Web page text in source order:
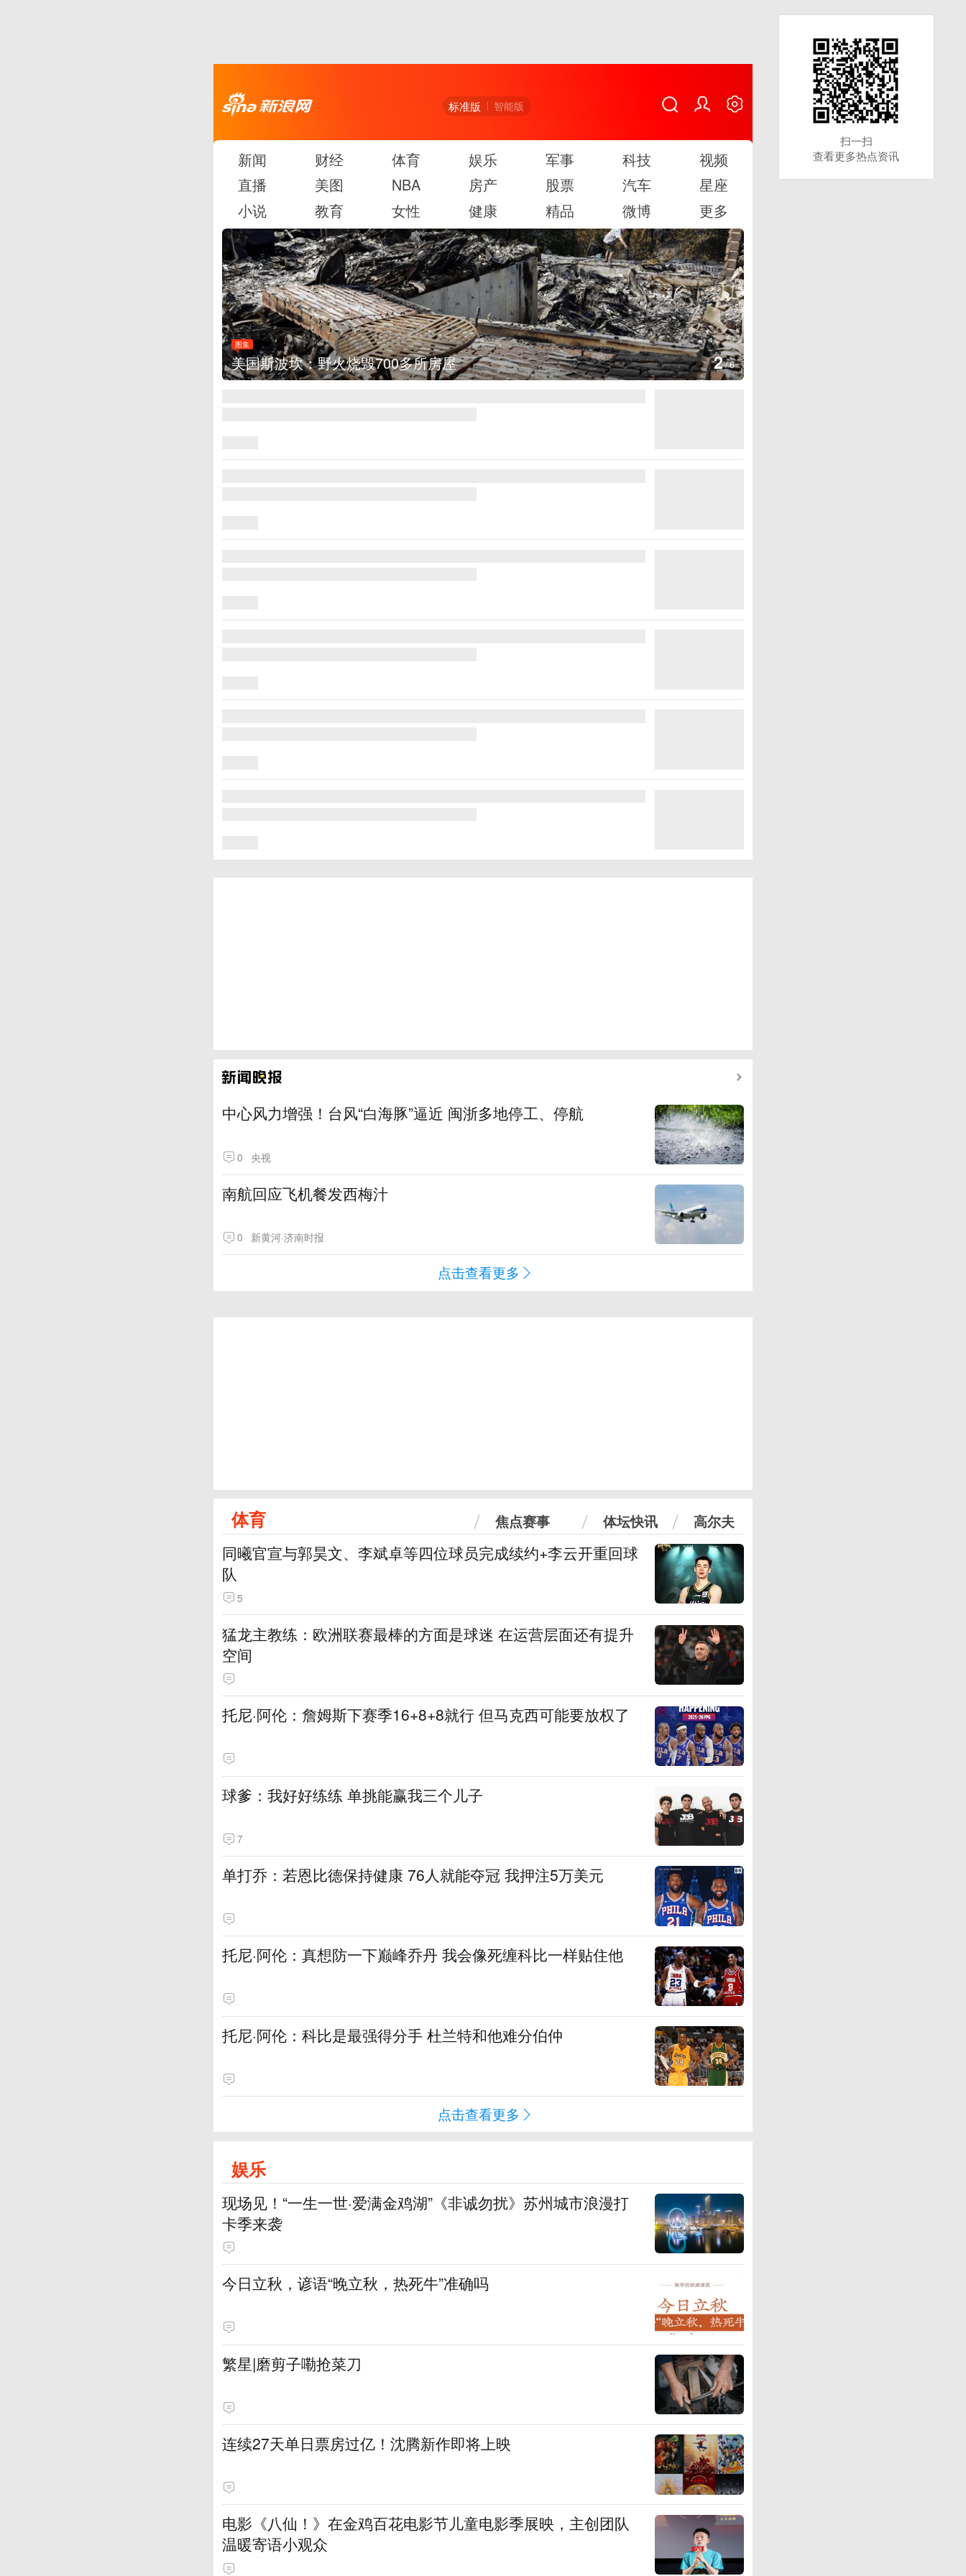
标准版 智能版
新闻 财经 体育 娱乐 军事 科技
视频
直播
美图 NBA 房产 股票 汽车
星座
小说
教育 女性 健康 精品 微博 更多
图集
美国斯波坎：野火烧毁700多所房屋 2/6
中心风力增强！台风“白海豚”逼近 闽浙多地停工、停航
0 央视
南航回应飞机餐发西梅汁
0 新黄河·济南时报
点击查看更多
体育 焦点赛事 体坛快讯 高尔夫
同曦官宣与郭昊文、李斌卓等四位球员完成续约+李云开重回球
队
5
猛龙主教练：欧洲联赛最棒的方面是球迷 在运营层面还有提升
空间
托尼·阿伦：詹姆斯下赛季16+8+8就行 但马克西可能要放权了
球爹：我好好练练 单挑能赢我三个儿子
7
单打乔：若恩比德保持健康 76人就能夺冠 我押注5万美元
托尼·阿伦：真想防一下巅峰乔丹 我会像死缠科比一样贴住他
托尼·阿伦：科比是最强得分手 杜兰特和他难分伯仲
点击查看更多
娱乐
现场见！“一生一世·爱满金鸡湖”《非诚勿扰》苏州城市浪漫打
卡季来袭
今日立秋，谚语“晚立秋，热死牛”准确吗
繁星|磨剪子嘞抢菜刀
连续27天单日票房过亿！沈腾新作即将上映
电影《八仙！》在金鸡百花电影节儿童电影季展映，主创团队
温暖寄语小观众
扫一扫
查看更多热点资讯
扫一扫
查看更多热点资讯